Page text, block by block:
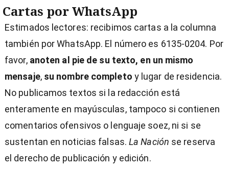
Cartas por WhatsApp
Estimados lectores: recibimos cartas a la columna
también por WhatsApp. El número es 6135-0204. Por
favor, anoten al pie de su texto, en un mismo
mensaje, su nombre completo y lugar de residencia.
No publicamos textos si la redacción está
enteramente en mayúsculas, tampoco si contienen
comentarios ofensivos o lenguaje soez, ni si se
sustentan en noticias falsas.La Nación se reserva
el derecho de publicación y edición.